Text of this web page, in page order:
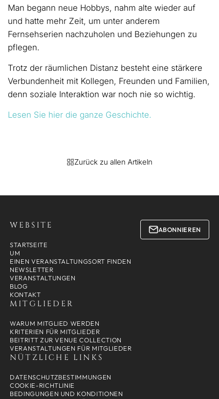
Man begann neue Hobbys, nahm alte wieder auf
und hatte mehr Zeit, um unter anderem
Fernsehserien nachzuholen und Beziehungen zu
pflegen.
Trotz der räumlichen Distanz besteht eine stärkere
Verbundenheit mit Kollegen, Freunden und Familien,
denn soziale Interaktion war noch nie so wichtig.
Lesen Sie hier die ganze Geschichte.
Zurück zu allen Artikeln
WEBSITE
STARTSEITE
UM
EINEN VERANSTALTUNGSORT FINDEN
NEWSLETTER
VERANSTALTUNGEN
BLOG
KONTAKT
MITGLIEDER
WARUM MITGLIED WERDEN
KRITERIEN FÜR MITGLIEDER
BEITRITT ZUR VENUE COLLECTION
VERANSTALTUNGEN FÜR MITGLIEDER
NÜTZLICHE LINKS
DATENSCHUTZBESTIMMUNGEN
COOKIE-RICHTLINIE
BEDINGUNGEN UND KONDITIONEN
ABONNIEREN